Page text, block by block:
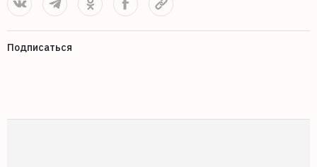
Подписаться